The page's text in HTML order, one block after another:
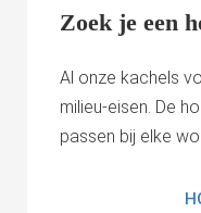
Zoek je een
Al onze kachels
milieu-eisen. De
passen bij elke